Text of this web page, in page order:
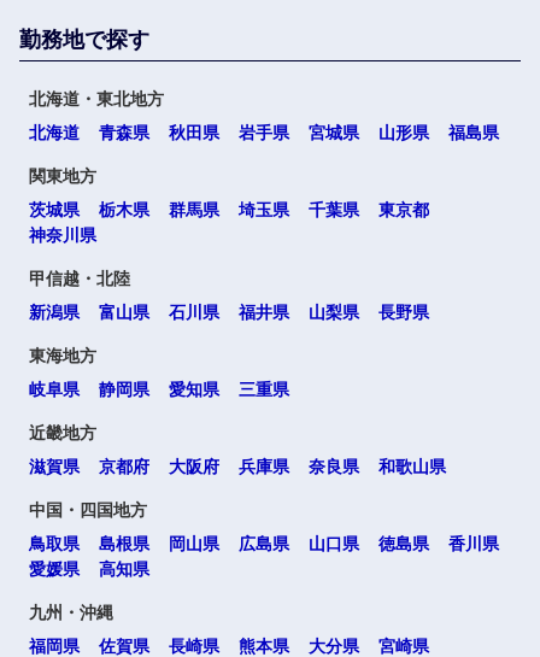
勤務地で探す
北海道・東北地方
北海道
青森県 秋田県 岩手県 宮城県 山形県 福島県
関東地方
茨城県
栃木県 群馬県 埼玉県 千葉県
東京都
神奈川県
甲信越・北陸
新潟県
富山県 石川県 福井県 山梨県 長野県
東海地方
岐阜県
静岡県 愛知県 三重県
近畿地方
滋賀県
京都府 大阪府 兵庫県 奈良県 和歌山県
中国・四国地方
鳥取県
島根県 岡山県 広島県 山口県 徳島県
香川県
愛媛県
高知県
九州・沖縄
福岡県
佐賀県 長崎県 熊本県 大分県
宮崎県